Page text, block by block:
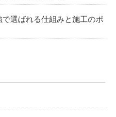
選ばれる仕組みと施工のポ